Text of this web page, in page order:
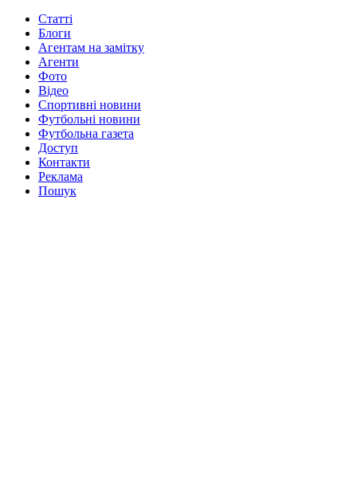
Статті
Блоги
Агентам на замітку
Агенти
Фото
Відео
Спортивні новини
Футбольні новини
Футбольна газета
Доступ
Контакти
Реклама
Пошук